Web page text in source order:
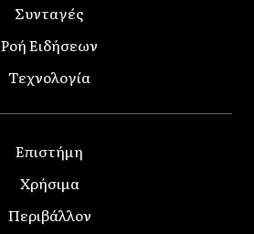
Συνταγές
Ροή Ειδήσεων
Τεχνολογία
Επιστήμη
Χρήσιμα
Περιβάλλον